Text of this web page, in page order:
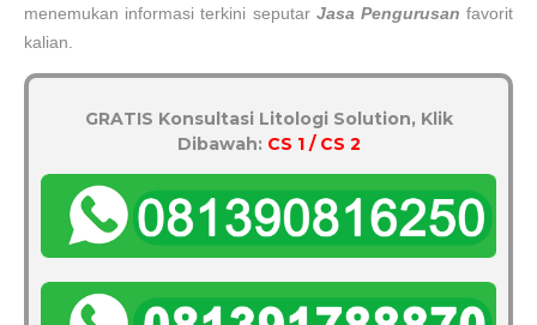
menemukan informasi terkini seputar Jasa Pengurusan favorit
kalian.
GRATIS Konsultasi Litologi Solution, Klik
Dibawah: CS 1 / CS 2